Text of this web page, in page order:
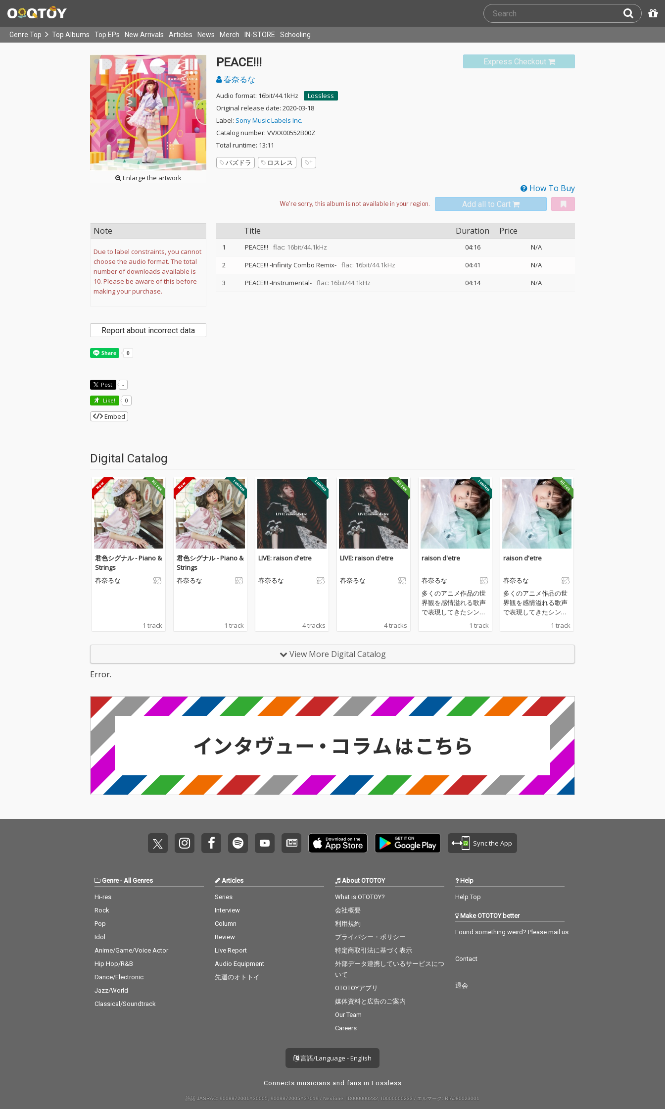
Genre Top Top Albums Top EPs New Arrivals Articles News Merch IN-STORE Schooling
Enlarge the artwork
Express Checkout
PEACE!!!
春奈るな
Audio format: 16bit/44.1kHz
Lossless
Original release date: 2020-03-18
Label: Sony Music Labels Inc.
Catalog number: VVXX00552B00Z
Total runtime: 13:11
パズドラ
ロスレス
How To Buy
Add all to Cart
Title Duration Price
1 PEACE!!! flac: 16bit/44.1kHz 04:16
N/A
2
PEACE!!! -Infinity Combo Remix- flac: 16bit/44.1kHz 04:41
N/A
3
PEACE!!! -Instrumental- flac: 16bit/44.1kHz 04:14 N/A
Note
Due to label constraints, you cannot
choose the audio format. The total
number of downloads available is
10. Please be aware of this before
making your purchase.
Report about incorrect data
Post -
Like! 0
Embed
Digital Catalog
君色シグナル - Piano &
Strings
春奈るな
1 track
君色シグナル - Piano &
Strings
春奈るな
1 track
LIVE: raison d'etre
春奈るな
4 tracks
LIVE: raison d'etre
春奈るな
4 tracks
raison d'etre
春奈るな
多くのアニメ作品の世
界観を感情溢れる歌声
で表現してきたシンガ
クファンタジーな世界
1 track
raison d'etre
春奈るな
多くのアニメ作品の世
界観を感情溢れる歌声
で表現してきたシンガ
クファンタジーな世界
1 track
View More Digital Catalog
Error.
Sync the App
Genre- All Genres
Hi-res
Rock
Pop
Idol
Anime/Game/Voice Actor
Hip Hop/R&B
Dance/Electronic
Jazz/World
Classical/Soundtrack
Articles
Series
Interview
Column
Review
Live Report
Audio Equipment
先週のオトトイ
About OTOTOY
What is OTOTOY?
会社概要
利用規約
プライバシー・ポリシー
特定商取引法に基づく表示
外部データ連携しているサービスにつ
いて
OTOTOYアプリ
媒体資料と広告のご案内
Our Team
Careers
Help
Help Top
Make OTOTOY better
Found something weird? Please mail us
Contact
退会
言語/Language - English
Connects musicians and fans in Lossless
許諾 JASRAC: 9008872001Y30005, 9008872005Y37019 / NexTone: ID000000232, ID000000233 / エルマーク: RIAJ80023001